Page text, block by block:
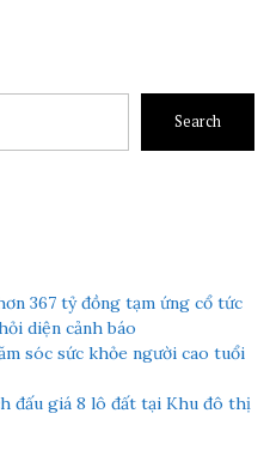
Search
367 tỷ đồng tạm ứng cổ tức
diện cảnh báo
sóc sức khỏe người cao tuổi
đấu giá 8 lô đất tại Khu đô thị